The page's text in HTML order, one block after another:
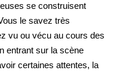
se construisent
le savez très
vu ou vécu au cours des
entrant sur la scène
certaines attentes, la